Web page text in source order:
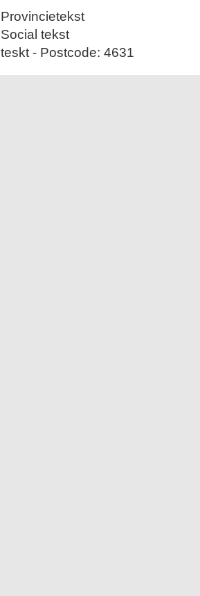
Provincietekst
Social tekst
teskt - Postcode: 4631